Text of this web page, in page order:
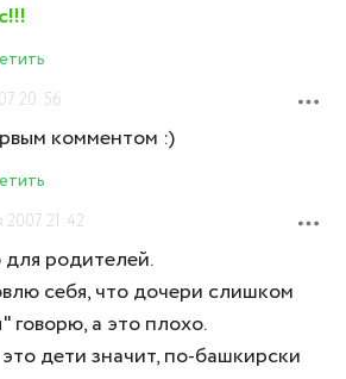
20:56
комментом :)
2007 21:42
для родителей.
себя, что дочери слишком
говорю, а это плохо.
дети значит, по-башкирски